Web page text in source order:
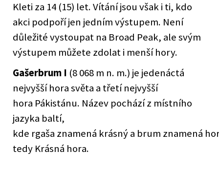
Kleti za 14 (15) let. Vítání jsou však i ti, kdo
akci podpoří jen jedním výstupem. Není
důležité vystoupat na Broad Peak, ale svým
výstupem můžete zdolat i menší hory.
Gašerbrum I (8 068 m n. m.) je jedenáctá
nejvyšší hora světa a třetí nejvyšší
hora Pákistánu. Název pochází z místního
jazyka baltí,
kde rgaša znamená krásný a brum znamená
tedy Krásná hora.